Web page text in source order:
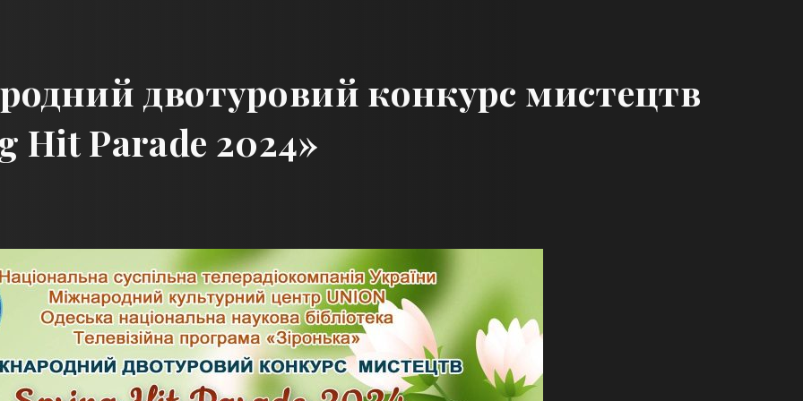
двотуровий конкурс мистецтв
Hit Parade 2024»